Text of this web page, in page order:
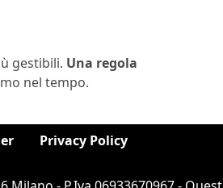
gestibili. Una regola
nel tempo.
Privacy Policy